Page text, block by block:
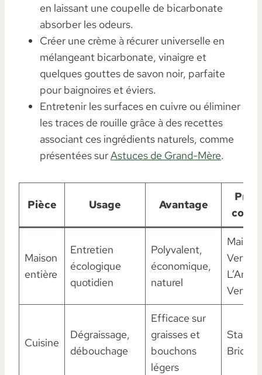
en laissant une coupelle de bicarbonate
absorber les odeurs.
Créer une crème à récurer universelle en
mélangeant bicarbonate, vinaigre et
quelques gouttes de savon noir, parfaite
pour baignoires et éviers.
Entretenir les surfaces en cuivre ou éliminer
les traces de rouille grâce à des recettes
associant ces ingrédients naturels, comme
présentées surAstuces de Grand-Mère.
Pièce Usage Avantage
Maison
entière
Entretien
écologique
quotidien
Polyvalent,
économique,
naturel
Maison
Verte,
L’Arbre
Vert
Cuisine
Dégraissage,
débouchage
Efficace sur
graisses et
bouchons
légers